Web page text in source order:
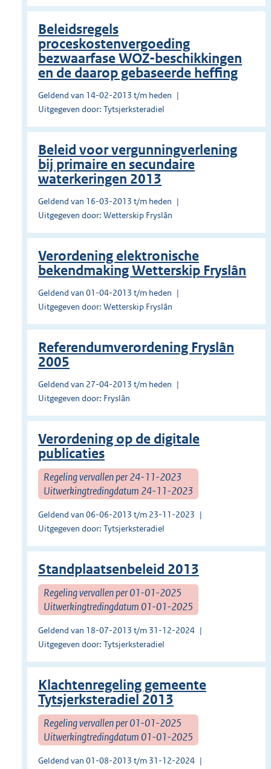
Beleidsregels
proceskostenvergoeding
bezwaarfase WOZ-beschikkingen
en de daarop gebaseerde heffing
Geldend van 14-02-2013 t/m heden
Uitgegeven door: Tytsjerksteradiel
Beleid voor vergunningverlening
bij primaire en secundaire
waterkeringen 2013
Geldend van 16-03-2013 t/m heden
Uitgegeven door: Wetterskip Fryslân
Verordening elektronische
bekendmaking Wetterskip Fryslân
Geldend van 01-04-2013 t/m heden
Uitgegeven door: Wetterskip Fryslân
Referendumverordening Fryslân
2005
Geldend van 27-04-2013 t/m heden
Uitgegeven door: Fryslân
Verordening op de digitale
publicaties
Regeling vervallen per 24-11-2023
Uitwerkingtredingdatum 24-11-2023
Geldend van 06-06-2013 t/m 23-11-2023
Uitgegeven door: Tytsjerksteradiel
Standplaatsenbeleid 2013
Regeling vervallen per 01-01-2025
Uitwerkingtredingdatum 01-01-2025
Geldend van 18-07-2013 t/m 31-12-2024
Uitgegeven door: Tytsjerksteradiel
Klachtenregeling gemeente
Tytsjerksteradiel 2013
Regeling vervallen per 01-01-2025
Uitwerkingtredingdatum 01-01-2025
Geldend van 01-08-2013 t/m 31-12-2024